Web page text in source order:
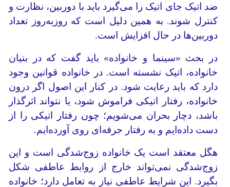
ضد اتیک جای اتیک را می‌گیرد باید با دوربین، نظارت و
کنترل شوند. به همین دلیل است که روزبه‌روز تعداد
دوربین‌ها در حال افزایش است.
در بحث «سینما و خانواده» باید گفت که در بنیان
خانواده، اتیک نشسته است. در خانواده قوانین وجود
دارد که باید رعایت شود. در کنار این اصول اگر درون
خانواده، رفتار اتیکی فراموش شود، یا نتواند اثرگذار
باشد، دچار بحران می‌شویم؛ چون رفتار اتیکی را از
دست‌ داده‌ایم و به رفتار حرفه‌ای روی آورده‌ایم.
هگل معتقد است یک خانواده زوج‌شدگی است و این
زوج‌شدگی نمی‌تواند خارج از روابط عاطفی شکل
بگیرد. این شرایط عاطفی نیاز به تعامل دارد؛ خانواده